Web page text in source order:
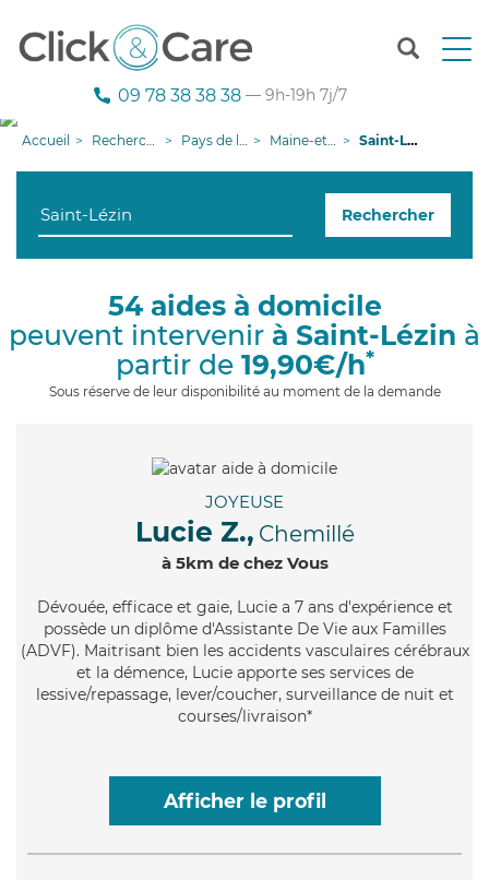
T
n
g
09 78 38 38 38 — 9h-19h 7j/7
Accueil Recherche aide à domicile Pays de la Loire Maine-et-Loire Saint-Lézin
Rechercher
54 aides à domicile
peuvent intervenir à Saint-Lézin à
partir de 19,90€/h*
Sous réserve de leur disponibilité au moment de la demande
JOYEUSE
Lucie Z., Chemillé
à 5km de chez Vous
Dévouée, efficace et gaie, Lucie a 7 ans d'expérience et
possède un diplôme d'Assistante De Vie aux Familles
(ADVF). Maitrisant bien les accidents vasculaires cérébraux
et la démence, Lucie apporte ses services de
lessive/repassage, lever/coucher, surveillance de nuit et
courses/livraison*
Afficher le profil